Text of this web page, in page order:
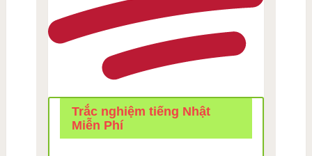
Trắc nghiệm tiếng Nhật
Miễn Phí